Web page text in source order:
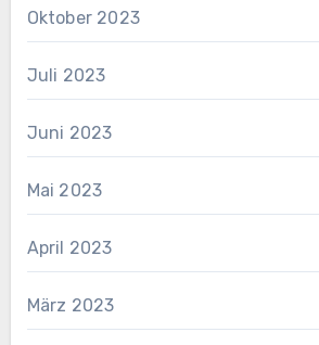
Oktober 2023
Juli 2023
Juni 2023
Mai 2023
April 2023
März 2023